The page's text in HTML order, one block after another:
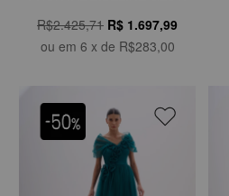
R$2.425,71 R$ 1.697,99
ou em 6 x de R$283,00